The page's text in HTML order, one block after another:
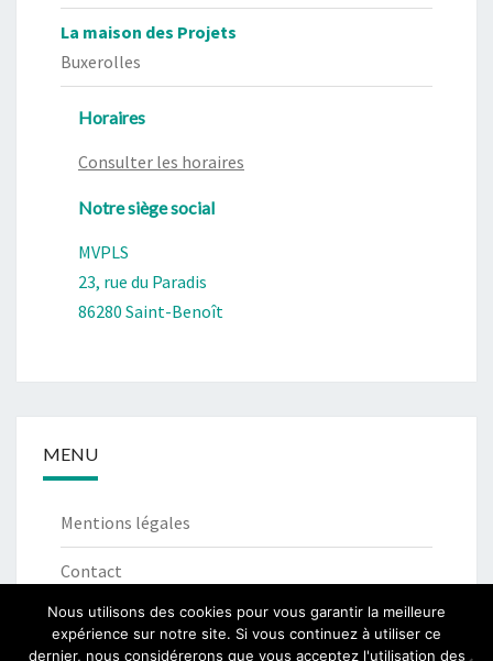
La maison des Projets
Buxerolles
Horaires
Consulter les horaires
Notre siège social
MVPLS
23, rue du Paradis
86280 Saint-Benoît
MENU
Mentions légales
Contact
Nous utilisons des cookies pour vous garantir la meilleure
expérience sur notre site. Si vous continuez à utiliser ce
dernier, nous considérerons que vous acceptez l'utilisation des